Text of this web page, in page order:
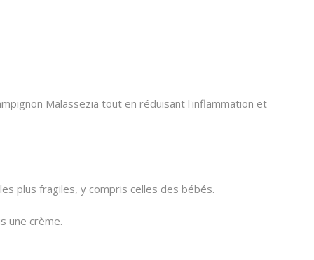
Malassezia tout en réduisant l'inflammation et
plus fragiles, y compris celles des bébés.
une crème.